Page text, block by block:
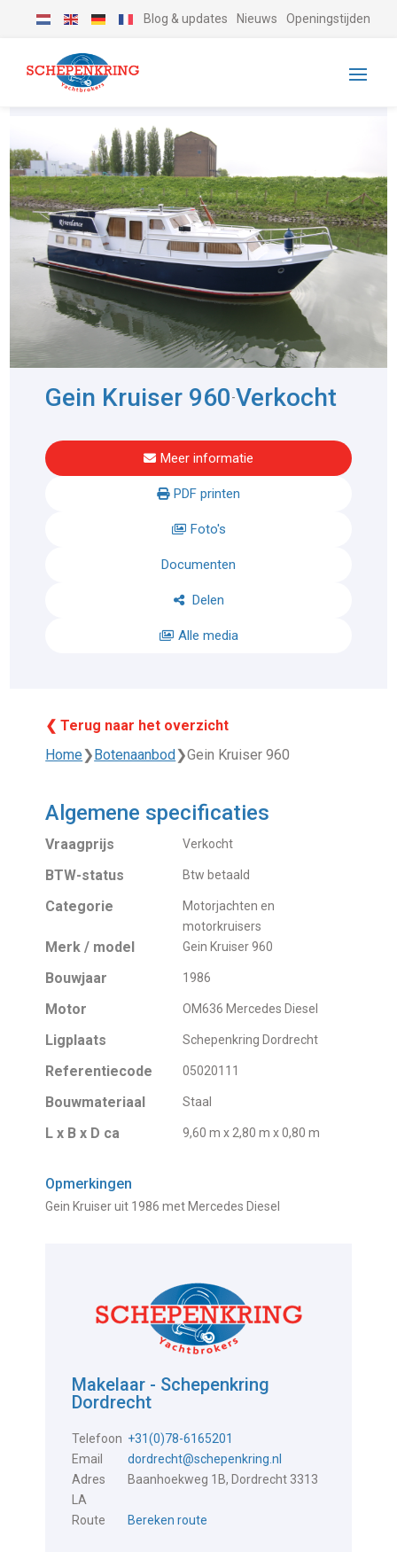
Blog & updates Nieuws Openingstijden
Gein Kruiser 960-Verkocht
Meer informatie
PDF printen
Foto's
Documenten
Delen
Alle media
❮ Terug naar het overzicht
Home❯Botenaanbod❯Gein Kruiser 960
Algemene specificaties
Vraagprijs Verkocht
BTW-status Btw betaald
Categorie
Motorjachten en
motorkruisers
Merk / model Gein Kruiser 960
Bouwjaar 1986
Motor OM636 Mercedes Diesel
Ligplaats Schepenkring Dordrecht
Referentiecode 05020111
Bouwmateriaal Staal
L x B x D ca 9,60 m x 2,80 m x 0,80 m
Opmerkingen
Gein Kruiser uit 1986 met Mercedes Diesel
Makelaar - Schepenkring
Dordrecht
Telefoon +31(0)78-6165201
Email
dordrecht@schepenkring.nl
Adres
Baanhoekweg 1B, Dordrecht 3313
LA
Route
Bereken route